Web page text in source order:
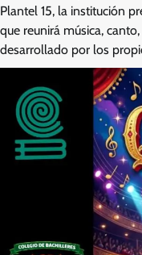
Plantel 15, la institución
que reunirá música,
desarrollado por los